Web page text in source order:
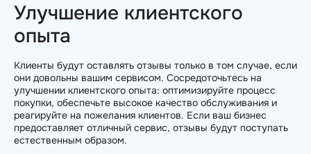
Улучшение клиентского
опыта
Клиенты будут оставлять отзывы только в том случае, если
они довольны вашим сервисом. Сосредоточьтесь на
улучшении клиентского опыта: оптимизируйте процесс
покупки, обеспечьте высокое качество обслуживания и
реагируйте на пожелания клиентов. Если ваш бизнес
предоставляет отличный сервис, отзывы будут поступать
естественным образом.